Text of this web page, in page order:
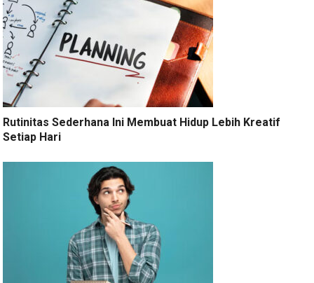
Rutinitas Sederhana Ini Membuat Hidup Lebih Kreatif
Setiap Hari